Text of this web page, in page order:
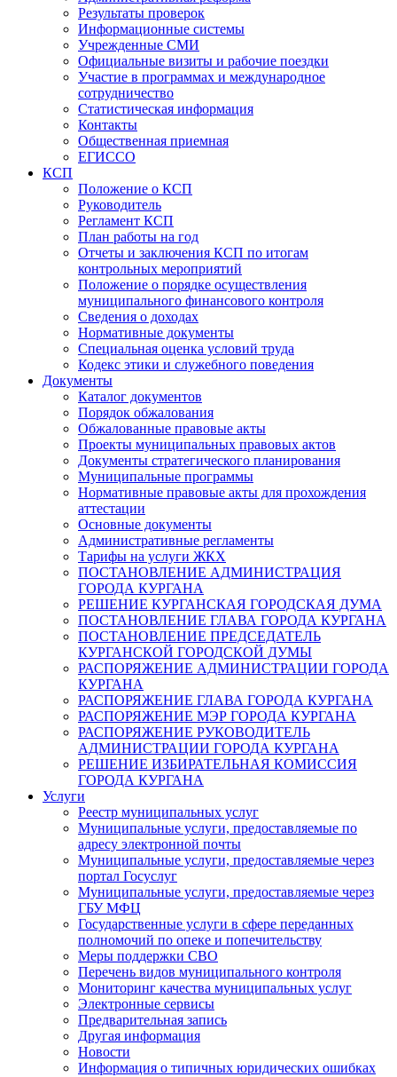
Результаты проверок
Информационные системы
Учрежденные СМИ
Официальные визиты и рабочие поездки
Участие в программах и международное
сотрудничество
Статистическая информация
Контакты
Общественная приемная
ЕГИССО
КСП
Положение о КСП
Руководитель
Регламент КСП
План работы на год
Отчеты и заключения КСП по итогам
контрольных мероприятий
Положение о порядке осуществления
муниципального финансового контроля
Сведения о доходах
Нормативные документы
Специальная оценка условий труда
Кодекс этики и служебного поведения
Документы
Каталог документов
Порядок обжалования
Обжалованные правовые акты
Проекты муниципальных правовых актов
Документы стратегического планирования
Муниципальные программы
Нормативные правовые акты для прохождения
аттестации
Основные документы
Административные регламенты
Тарифы на услуги ЖКХ
ПОСТАНОВЛЕНИЕ АДМИНИСТРАЦИЯ
ГОРОДА КУРГАНА
РЕШЕНИЕ КУРГАНСКАЯ ГОРОДСКАЯ ДУМА
ПОСТАНОВЛЕНИЕ ГЛАВА ГОРОДА КУРГАНА
ПОСТАНОВЛЕНИЕ ПРЕДСЕДАТЕЛЬ
КУРГАНСКОЙ ГОРОДСКОЙ ДУМЫ
РАСПОРЯЖЕНИЕ АДМИНИСТРАЦИИ ГОРОДА
КУРГАНА
РАСПОРЯЖЕНИЕ ГЛАВА ГОРОДА КУРГАНА
РАСПОРЯЖЕНИЕ МЭР ГОРОДА КУРГАНА
РАСПОРЯЖЕНИЕ РУКОВОДИТЕЛЬ
АДМИНИСТРАЦИИ ГОРОДА КУРГАНА
РЕШЕНИЕ ИЗБИРАТЕЛЬНАЯ КОМИССИЯ
ГОРОДА КУРГАНА
Услуги
Реестр муниципальных услуг
Муниципальные услуги, предоставляемые по
адресу электронной почты
Муниципальные услуги, предоставляемые через
портал Госуслуг
Муниципальные услуги, предоставляемые через
ГБУ МФЦ
Государственные услуги в сфере переданных
полномочий по опеке и попечительству
Меры поддержки СВО
Перечень видов муниципального контроля
Мониторинг качества муниципальных услуг
Электронные сервисы
Предварительная запись
Другая информация
Новости
Информация о типичных юридических ошибках